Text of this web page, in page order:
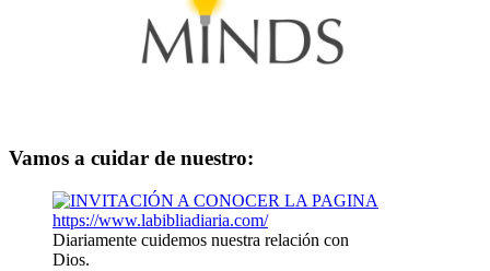
Vamos a cuidar de nuestro:
Diariamente cuidemos nuestra relación con
Dios.